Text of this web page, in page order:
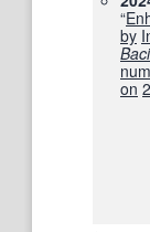
“
by
on